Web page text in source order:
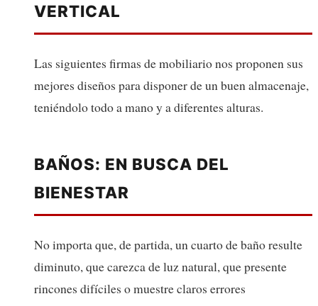
VERTICAL
Las siguientes firmas de mobiliario nos proponen sus
mejores diseños para disponer de un buen almacenaje,
teniéndolo todo a mano y a diferentes alturas.
BAÑOS: EN BUSCA DEL
BIENESTAR
No importa que, de partida, un cuarto de baño resulte
diminuto, que carezca de luz natural, que presente
rincones difíciles o muestre claros errores